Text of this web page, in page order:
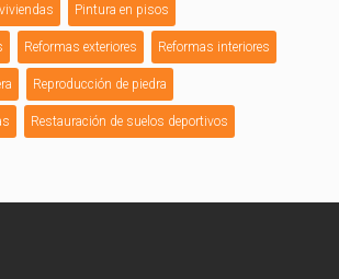
Pintura en pisos
Reformas exteriores Reformas interiores
Reproducción de piedra
Restauración de suelos deportivos